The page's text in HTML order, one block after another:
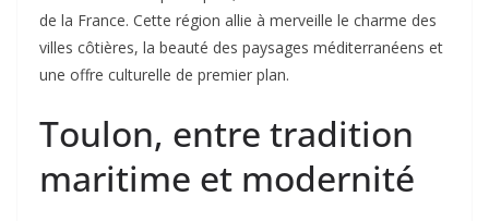
de la France. Cette région allie à merveille le charme des
villes côtières, la beauté des paysages méditerranéens et
une offre culturelle de premier plan.
Toulon, entre tradition
maritime et modernité